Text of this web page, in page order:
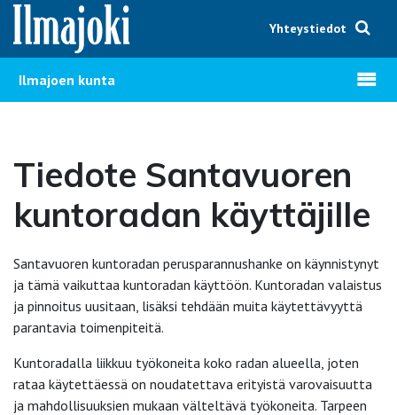
Hyppää sisältöön
Yhteystiedot
Ilmajoen kunta Avaa
Tiedote Santavuoren
kuntoradan käyttäjille
Santavuoren kuntoradan perusparannushanke on käynnistynyt
ja tämä vaikuttaa kuntoradan käyttöön. Kuntoradan valaistus
ja pinnoitus uusitaan, lisäksi tehdään muita käytettävyyttä
parantavia toimenpiteitä.
Kuntoradalla liikkuu työkoneita koko radan alueella, joten
rataa käytettäessä on noudatettava erityistä varovaisuutta
ja mahdollisuuksien mukaan välteltävä työkoneita. Tarpeen